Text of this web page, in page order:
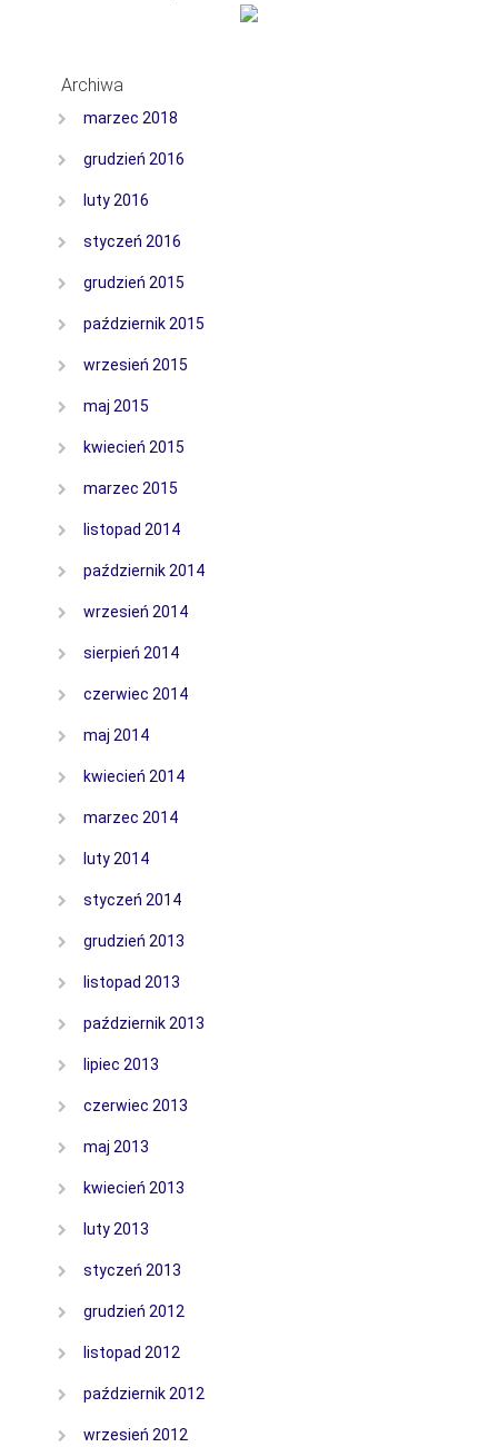
Archiwa
marzec 2018
grudzień 2016
luty 2016
styczeń 2016
grudzień 2015
październik 2015
wrzesień 2015
maj 2015
kwiecień 2015
marzec 2015
listopad 2014
październik 2014
wrzesień 2014
sierpień 2014
czerwiec 2014
maj 2014
kwiecień 2014
marzec 2014
luty 2014
styczeń 2014
grudzień 2013
listopad 2013
październik 2013
lipiec 2013
czerwiec 2013
maj 2013
kwiecień 2013
luty 2013
styczeń 2013
grudzień 2012
listopad 2012
październik 2012
wrzesień 2012